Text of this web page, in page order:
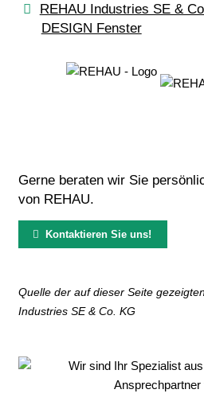
REHAU Industries SE &
DESIGN Fenster
Gerne beraten wir Sie
von REHAU.
Kontaktieren Sie uns!
Quelle der auf dieser Seite
Industries SE & Co. KG